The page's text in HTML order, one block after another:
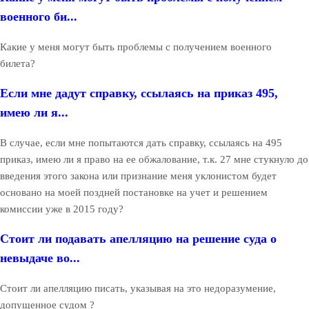
военного би...
Какие у меня могут быть проблемы с получением военного
билета?
Если мне дадут справку, ссылаясь на приказ 495,
имею ли я...
В случае, если мне попытаются дать справку, ссылаясь на 495
приказ, имею ли я право на ее обжалование, т.к. 27 мне стукнуло до
введения этого закона или признание меня уклонистом будет
основано на моей поздней постановке на учет и решением
комиссии уже в 2015 году?
Стоит ли подавать апелляцию на решение суда о
невыдаче во...
Стоит ли апелляцию писать, указывая на это недоразумение,
допущенное судом ?